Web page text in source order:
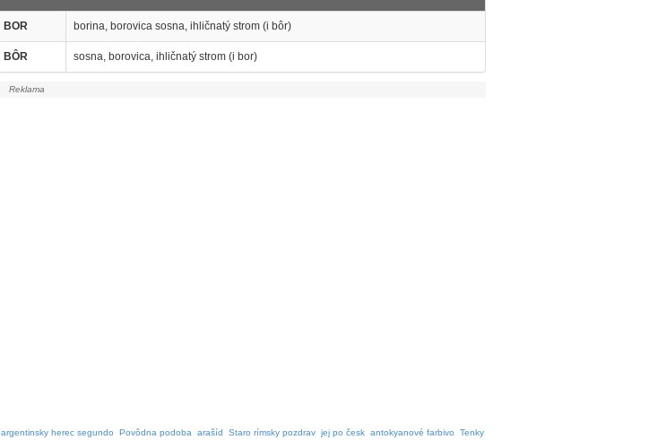
BOR borina, borovica sosna, ihličnatý strom (i bôr)
BÔR sosna, borovica, ihličnatý strom (i bor)
argentinsky herec segundo Povôdna podoba arašíd Staro rímsky pozdrav jej po česk antokyanové farbivo Tenky